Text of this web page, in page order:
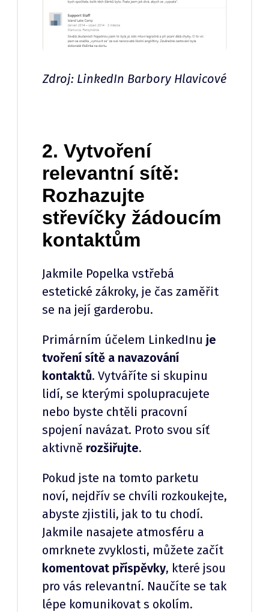
Zdroj: LinkedIn Barbory Hlavicové
2. Vytvoření
relevantní sítě:
Rozhazujte
střevíčky žádoucím
kontaktům
Jakmile Popelka vstřebá
estetické zákroky, je čas zaměřit
se na její garderobu.
Primárním účelem LinkedInu je
tvoření sítě a navazování
kontaktů. Vytváříte si skupinu
lidí, se kterými spolupracujete
nebo byste chtěli pracovní
spojení navázat. Proto svou síť
aktivně rozšiřujte.
Pokud jste na tomto parketu
noví, nejdřív se chvíli rozkoukejte,
abyste zjistili, jak to tu chodí.
Jakmile nasajete atmosféru a
omrknete zvyklosti, můžete začít
komentovat příspěvky, které jsou
pro vás relevantní. Naučíte se tak
lépe komunikovat s okolím.